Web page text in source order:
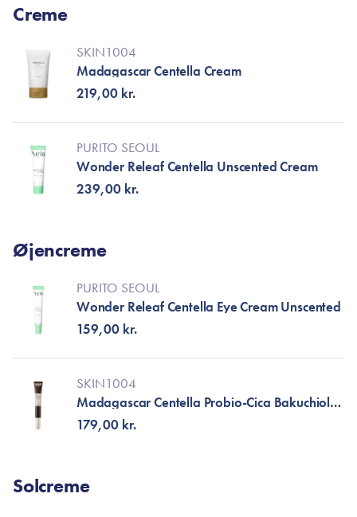
Creme
SKIN1004
Madagascar Centella Cream
219,00 kr.
PURITO SEOUL
Wonder Releaf Centella Unscented Cream
239,00 kr.
Øjencreme
PURITO SEOUL
Wonder Releaf Centella Eye Cream Unscented
159,00 kr.
SKIN1004
Madagascar Centella Probio-Cica Bakuchiol
Eye Cream
179,00 kr.
Solcreme